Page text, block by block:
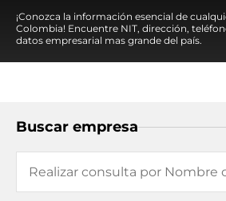
¡Conozca la información esencial de
Colombia! Encuentre NIT, dirección,
datos empresarial mas grande del país.
Buscar empresa